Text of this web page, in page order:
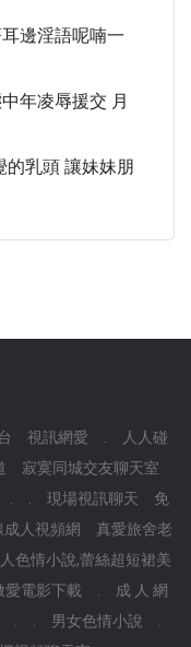
邊淫語呢喃一
年凌辱援交 月
的乳頭 讓妹妹朋
視訊網愛
人人碰
寂寞同城交友聊天室
現場視訊聊天
免
人視頻網
真愛旅舍老
色情小說,蕾絲超短裙美
愛電影下載
成 人 網
男女色情小說